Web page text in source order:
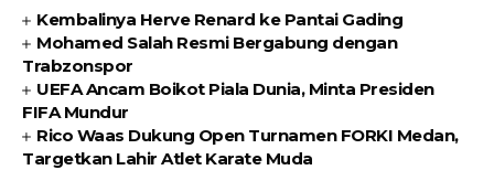
Kembalinya Herve Renard ke Pantai Gading
Mohamed Salah Resmi Bergabung dengan
Trabzonspor
UEFA Ancam Boikot Piala Dunia, Minta Presiden
FIFA Mundur
Rico Waas Dukung Open Turnamen FORKI Medan,
Targetkan Lahir Atlet Karate Muda